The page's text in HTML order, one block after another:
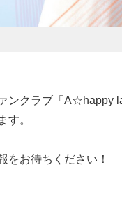
ンクラブ「A☆happy
す。
をお待ちください！